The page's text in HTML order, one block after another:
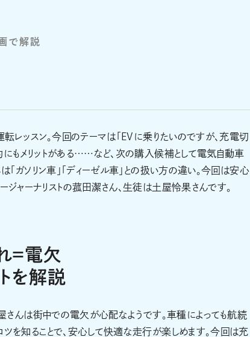
で解説
転レッスン。今回のテーマは「EVに乗りたいのですが、充電切
にもメリットがある……など、次の購入候補として電気自動車
「ガソリン車」「ディーゼル車」との扱い方の違い。今回は安心
ジャーナリストの菰田潔さん、生徒は土屋怜果さんです。
＝電欠
を解説
屋さんは街中での電欠が心配なようです。車種によっても航続
を知ることで、安心して快適な走行が楽しめます。今回は充